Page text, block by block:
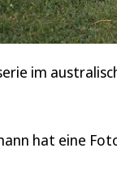
im
hat eine